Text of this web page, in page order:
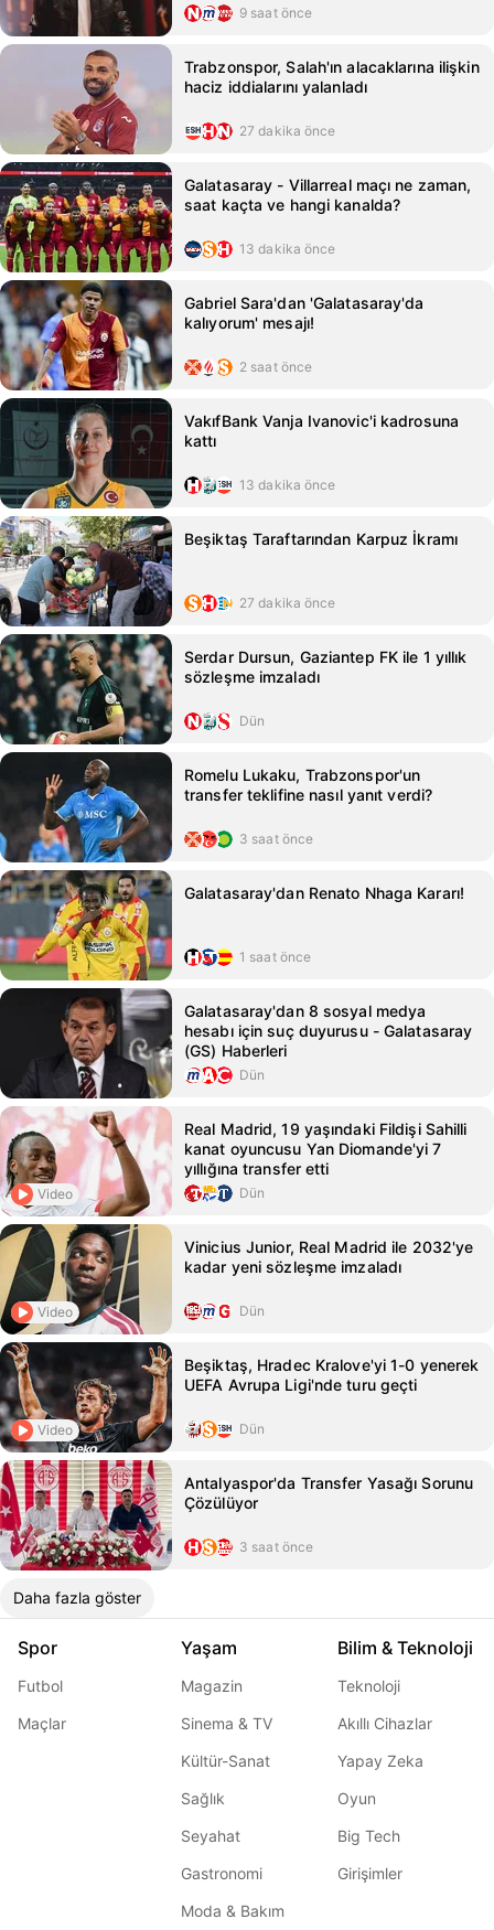
9 saat önce
Trabzonspor, Salah'ın alacaklarına ilişkin
haciz iddialarını yalanladı
27 dakika önce
Galatasaray - Villarreal maçı ne zaman,
saat kaçta ve hangi kanalda?
13 dakika önce
Gabriel Sara'dan 'Galatasaray'da
kalıyorum' mesajı!
2 saat önce
VakıfBank Vanja Ivanovic'i kadrosuna
kattı
13 dakika önce
Beşiktaş Taraftarından Karpuz İkramı
27 dakika önce
Serdar Dursun, Gaziantep FK ile 1 yıllık
sözleşme imzaladı
Dün
Romelu Lukaku, Trabzonspor'un
transfer teklifine nasıl yanıt verdi?
3 saat önce
Galatasaray'dan Renato Nhaga Kararı!
1 saat önce
Galatasaray'dan 8 sosyal medya
hesabı için suç duyurusu - Galatasaray
(GS) Haberleri
Dün
Video
Real Madrid, 19 yaşındaki Fildişi Sahilli
kanat oyuncusu Yan Diomande'yi 7
yıllığına transfer etti
Dün
Video
Vinicius Junior, Real Madrid ile 2032'ye
kadar yeni sözleşme imzaladı
Dün
Video
Beşiktaş, Hradec Kralove'yi 1-0 yenerek
UEFA Avrupa Ligi'nde turu geçti
Dün
Antalyaspor'da Transfer Yasağı Sorunu
Çözülüyor
3 saat önce
Daha fazla göster
Spor
Futbol
Maçlar
Yaşam
Magazin
Sinema & TV
Kültür-Sanat
Sağlık
Seyahat
Gastronomi
Moda & Bakım
Bilim & Teknoloji
Teknoloji
Akıllı Cihazlar
Yapay Zeka
Oyun
Big Tech
Girişimler